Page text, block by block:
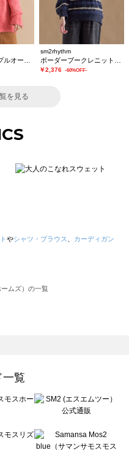
sm2rhythm
￥2,376 -60%OFF-
を見る
やシャツ・ブラウス
カーディガン
ムズ）の一覧
ンサモスモス）の一覧
）の一覧
一覧